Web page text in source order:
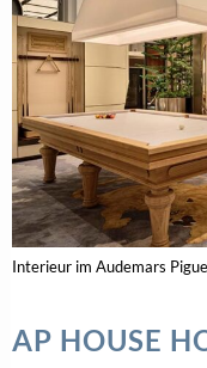
Interieur im Audemars
AP HOUSE